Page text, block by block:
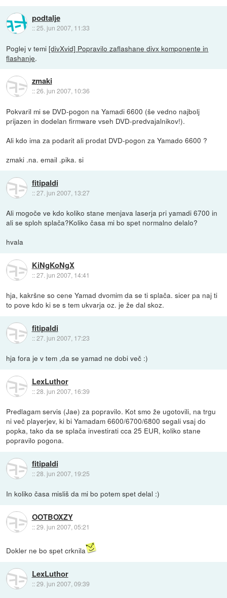
podtalje
::25. jun 2007, 11:33
Poglej v temi[divXvid] Popravilo zaflashane divx komponente in
flashanje.
zmaki
::26. jun 2007, 10:36
Pokvaril mi se DVD-pogon na Yamadi 6600 (še vedno najbolj
prijazen in dodelan firmware vseh DVD-predvajalnikov!).
Ali kdo ima za podarit ali prodat DVD-pogon za Yamado 6600 ?
zmaki .na. email .pika. si
fitipaldi
::27. jun 2007, 13:27
Ali mogoče ve kdo koliko stane menjava laserja pri yamadi 6700 in
ali se sploh splača?Koliko časa mi bo spet normalno delalo?
hvala
KiNgKoNgX
::27. jun 2007, 14:41
hja, kakršne so cene Yamad dvomim da se ti splača. sicer pa naj ti
to pove kdo ki se s tem ukvarja oz. je že dal skoz.
fitipaldi
::27. jun 2007, 17:23
hja fora je v tem ,da se yamad ne dobi več :)
LexLuthor
::28. jun 2007, 16:39
Predlagam servis (Jae) za popravilo. Kot smo že ugotovili, na trgu
ni več playerjev, ki bi Yamadam 6600/6700/6800 segali vsaj do
popka, tako da se splača investirati cca 25 EUR, koliko stane
popravilo pogona.
fitipaldi
::28. jun 2007, 19:25
In koliko časa misliš da mi bo potem spet delal :)
OOTBOXZY
::29. jun 2007, 05:21
Dokler ne bo spet crknila
LexLuthor
::29. jun 2007, 09:39